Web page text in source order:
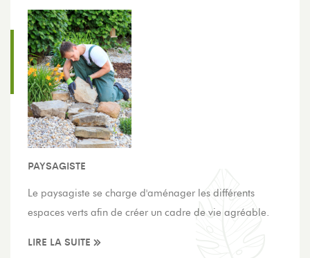
PAYSAGISTE
Le paysagiste se charge d'aménager les différents
espaces verts afin de créer un cadre de vie agréable.
LIRE LA SUITE